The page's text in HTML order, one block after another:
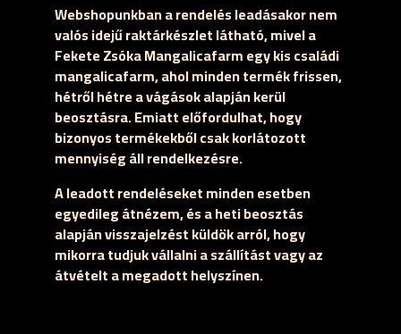
Webshopunkban a rendelés leadásakor nem
valós idejű raktárkészlet látható, mivel a
Fekete Zsóka Mangalicafarm egy kis családi
mangalicafarm, ahol minden termék frissen,
hétről hétre a vágások alapján kerül
beosztásra. Emiatt előfordulhat, hogy
bizonyos termékekből csak korlátozott
mennyiség áll rendelkezésre.
A leadott rendeléseket minden esetben
egyedileg átnézem, és a heti beosztás
alapján visszajelzést küldök arról, hogy
mikorra tudjuk vállalni a szállítást vagy az
átvételt a megadott helyszínen.